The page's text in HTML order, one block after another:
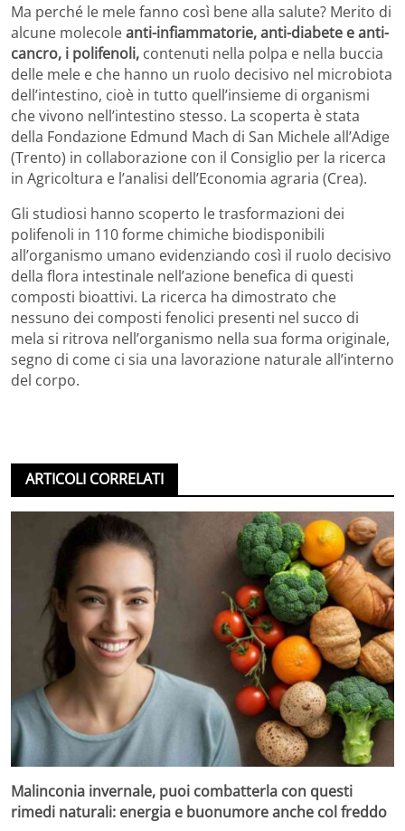
Ma perché le mele fanno così bene alla salute? Merito di
alcune molecoleanti-infiammatorie, anti-diabete e anti-
cancro, i polifenoli, contenuti nella polpa e nella buccia
delle mele e che hanno un ruolo decisivo nel microbiota
dell’intestino, cioè in tutto quell’insieme di organismi
che vivono nell’intestino stesso. La scoperta è stata
della Fondazione Edmund Mach di San Michele all’Adige
(Trento) in collaborazione con il Consiglio per la ricerca
in Agricoltura e l’analisi dell’Economia agraria (Crea).
Gli studiosi hanno scoperto le trasformazioni dei
polifenoli in 110 forme chimiche biodisponibili
all’organismo umano evidenziando così il ruolo decisivo
della flora intestinale nell’azione benefica di questi
composti bioattivi. La ricerca ha dimostrato che
nessuno dei composti fenolici presenti nel succo di
mela si ritrova nell’organismo nella sua forma originale,
segno di come ci sia una lavorazione naturale all’interno
del corpo.
ARTICOLI CORRELATI
Malinconia invernale, puoi combatterla con questi
rimedi naturali: energia e buonumore anche col freddo